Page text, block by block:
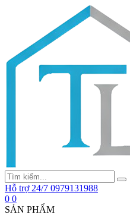
Hỗ trợ 24/7 0979131988
0 0
SẢN PHẨM